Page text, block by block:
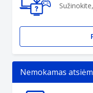
Nemokamas